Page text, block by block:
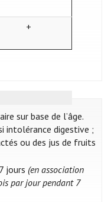
+
sur base de l’âge.
intolérance digestive ;
ou des jus de fruits
jours(en association
par jour pendant 7